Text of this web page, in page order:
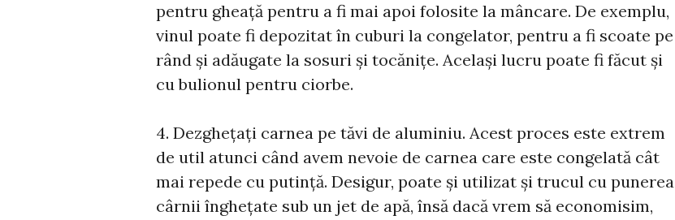
pentru gheață pentru a fi mai apoi folosite la mâncare. De exemplu,
vinul poate fi depozitat în cuburi la congelator, pentru a fi scoate pe
rând și adăugate la sosuri și tocănițe. Același lucru poate fi făcut și
cu bulionul pentru ciorbe.
4. Dezghețați carnea pe tăvi de aluminiu. Acest proces este extrem
de util atunci când avem nevoie de carnea care este congelată cât
mai repede cu putință. Desigur, poate și utilizat și trucul cu punerea
cârnii înghețate sub un jet de apă, însă dacă vrem să economisim,